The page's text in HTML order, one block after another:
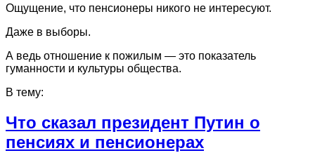
Ощущение, что пенсионеры никого не интересуют.
Даже в выборы.
А ведь отношение к пожилым — это показатель
гуманности и культуры общества.
В тему:
Что сказал президент Путин о
пенсиях и пенсионерах